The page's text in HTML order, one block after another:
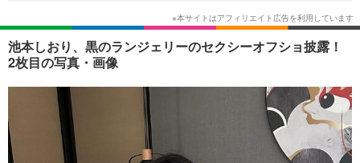
韓国・芸能
音楽 スポーツ
ショッピング その他
ライフTOP グルメ
ペット ショッピング
その他
リリース一覧
プッシュ通知の停止方法
池本しおり、黒のランジェリーのセクシーオフショ披露！
2枚目の写真・画像